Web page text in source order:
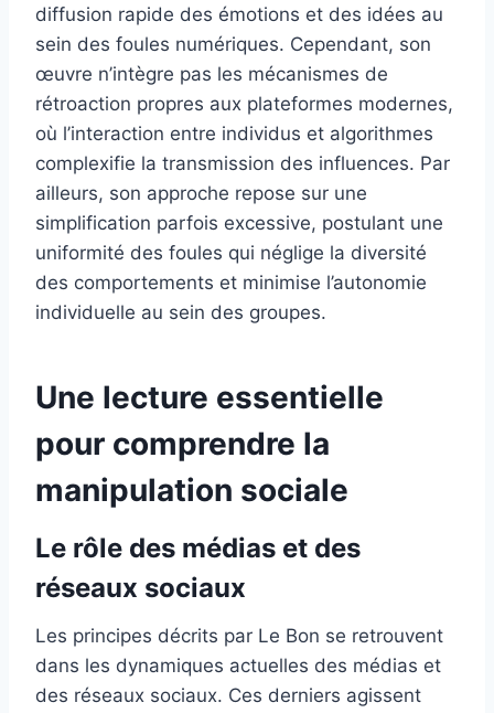
diffusion rapide des émotions et des idées au
sein des foules numériques. Cependant, son
œuvre n’intègre pas les mécanismes de
rétroaction propres aux plateformes modernes,
où l’interaction entre individus et algorithmes
complexifie la transmission des influences. Par
ailleurs, son approche repose sur une
simplification parfois excessive, postulant une
uniformité des foules qui néglige la diversité
des comportements et minimise l’autonomie
individuelle au sein des groupes.
Une lecture essentielle
pour comprendre la
manipulation sociale
Le rôle des médias et des
réseaux sociaux
Les principes décrits par Le Bon se retrouvent
dans les dynamiques actuelles des médias et
des réseaux sociaux. Ces derniers agissent